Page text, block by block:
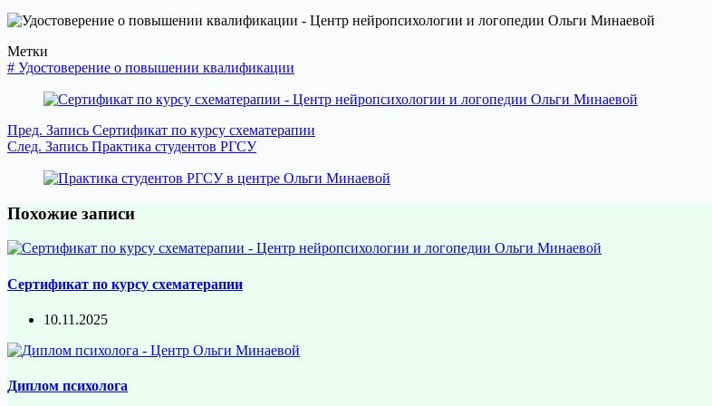
Метки
# Удостоверение о повышении квалификации
Пред. Запись Сертификат по курсу схематерапии
След. Запись Практика студентов РГСУ
Похожие записи
Сертификат по курсу схематерапии
10.11.2025
Диплом психолога